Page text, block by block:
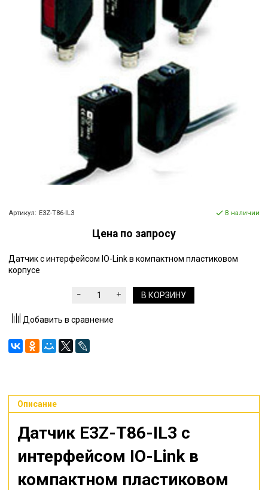
Артикул: E3Z-T86-IL3 В наличии
Цена по запросу
Датчик с интерфейсом IO-Link в компактном пластиковом
корпусе
В КОРЗИНУ
Добавить в сравнение
Описание
Датчик E3Z-T86-IL3 с
интерфейсом IO-Link в
компактном пластиковом